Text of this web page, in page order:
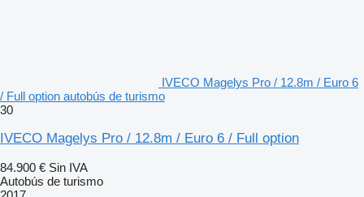
IVECO Magelys Pro / 12.8m / Euro 6
/ Full option autobús de turismo
30
IVECO Magelys Pro / 12.8m / Euro 6 / Full option
84.900 € Sin IVA
Autobús de turismo